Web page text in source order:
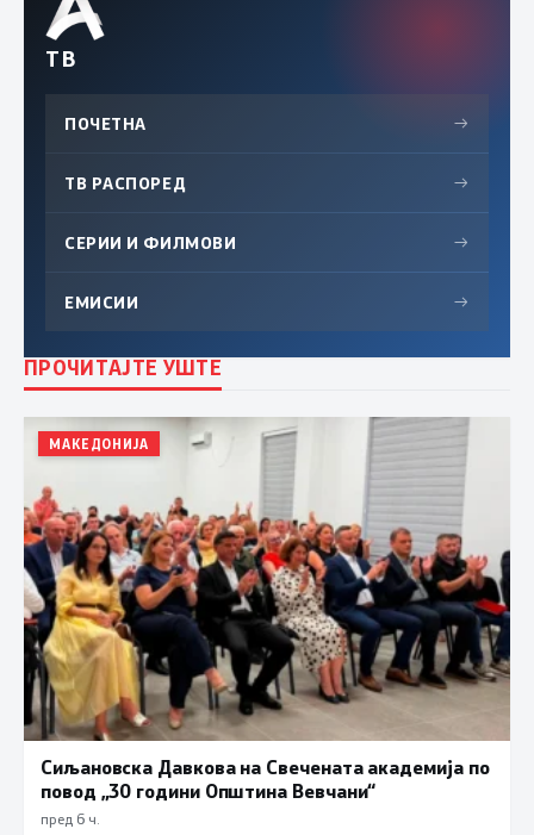
ТВ
ПОЧЕТНА →
ТВ РАСПОРЕД →
СЕРИИ И ФИЛМОВИ →
ЕМИСИИ →
ПРОЧИТАЈТЕ УШТЕ
МАКЕДОНИЈА
Сиљановска Давкова на Свечената академија по
повод „30 години Општина Вевчани“
пред 6 ч.